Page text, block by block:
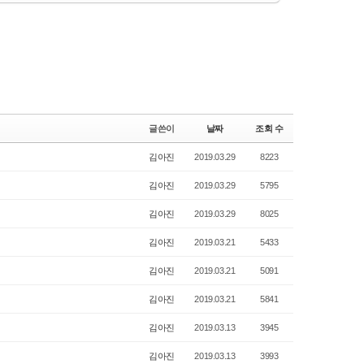
글쓴이 날짜 조회 수
김아진 2019.03.29 8223
김아진 2019.03.29 5795
김아진 2019.03.29 8025
김아진 2019.03.21 5433
김아진 2019.03.21 5091
김아진 2019.03.21 5841
김아진 2019.03.13 3945
김아진 2019.03.13 3993